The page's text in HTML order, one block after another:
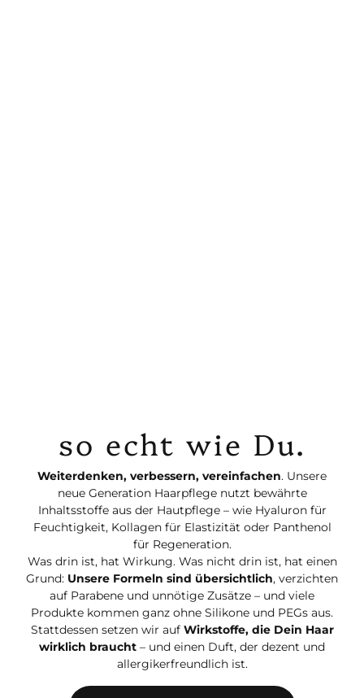
so echt wie Du.
Weiterdenken, verbessern, vereinfachen. Unsere
neue Generation Haarpflege nutzt bewährte
Inhaltsstoffe aus der Hautpflege – wie Hyaluron für
Feuchtigkeit, Kollagen für Elastizität oder Panthenol
für Regeneration.
Was drin ist, hat Wirkung. Was nicht drin ist, hat einen
Grund: Unsere Formeln sind übersichtlich, verzichten
auf Parabene und unnötige Zusätze – und viele
Produkte kommen ganz ohne Silikone und PEGs aus.
Stattdessen setzen wir auf Wirkstoffe, die Dein Haar
wirklich braucht – und einen Duft, der dezent und
allergikerfreundlich ist.